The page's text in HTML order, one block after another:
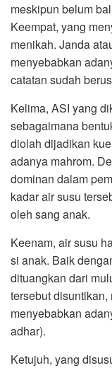
meskipun belum
Keempat, yang
menikah. Janda
menyebabkan
catatan sudah
Kelima, ASI yang
sebagaimana
diolah dijadikan
adanya mahrom.
dominan dalam
kadar air susu
oleh sang anak.
Keenam, air susu
si anak. Baik
dituangkan dari
tersebut
menyebabkan
adhar).
Ketujuh, yang